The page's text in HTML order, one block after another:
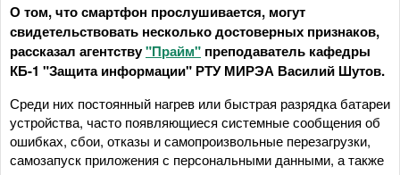
О том, что смартфон прослушивается, могут
свидетельствовать несколько достоверных признаков,
рассказал агентству"Прайм" преподаватель кафедры
КБ-1 "Защита информации" РТУ МИРЭА Василий Шутов.
Среди них постоянный нагрев или быстрая разрядка батареи
устройства, часто появляющиеся системные сообщения об
ошибках, сбои, отказы и самопроизвольные перезагрузки,
самозапуск приложения с персональными данными, а также